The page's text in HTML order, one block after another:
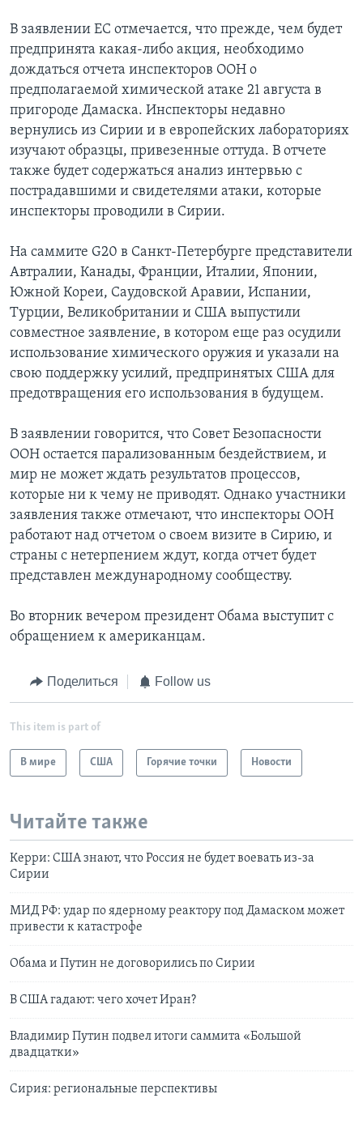
В заявлении ЕС отмечается, что прежде, чем будет
предпринята какая-либо акция, необходимо
дождаться отчета инспекторов ООН о
предполагаемой химической атаке 21 августа в
пригороде Дамаска. Инспекторы недавно
вернулись из Сирии и в европейских лабораториях
изучают образцы, привезенные оттуда. В отчете
также будет содержаться анализ интервью с
пострадавшими и свидетелями атаки, которые
инспекторы проводили в Сирии.
На саммите G20 в Санкт-Петербурге представители
Автралии, Канады, Франции, Италии, Японии,
Южной Кореи, Саудовской Аравии, Испании,
Турции, Великобритании и США выпустили
совместное заявление, в котором еще раз осудили
использование химического оружия и указали на
свою поддержку усилий, предпринятых США для
предотвращения его использования в будущем.
В заявлении говорится, что Совет Безопасности
ООН остается парализованным бездействием, и
мир не может ждать результатов процессов,
которые ни к чему не приводят. Однако участники
заявления также отмечают, что инспекторы ООН
работают над отчетом о своем визите в Сирию, и
страны с нетерпением ждут, когда отчет будет
представлен международному сообществу.
Во вторник вечером президент Обама выступит с
обращением к американцам.
Поделиться Follow us
This item is part of
В мире США Горячие точки Новости
Читайте также
Керри: США знают, что Россия не будет воевать из-за
Сирии
МИД РФ: удар по ядерному реактору под Дамаском может
привести к катастрофе
Обама и Путин не договорились по Сирии
В США гадают: чего хочет Иран?
Владимир Путин подвел итоги саммита «Большой
двадцатки»
Сирия: региональные перспективы